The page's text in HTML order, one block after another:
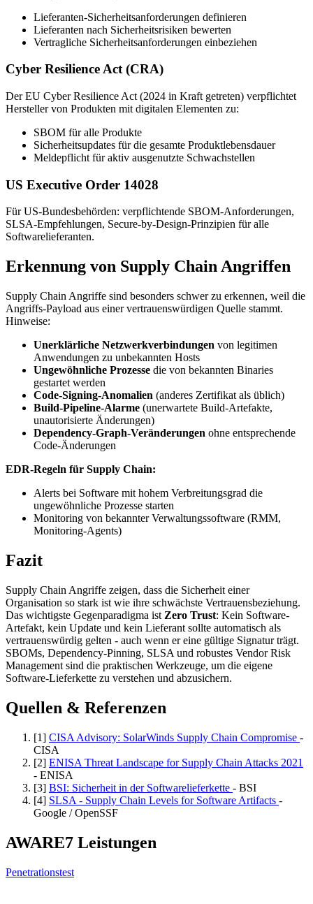
Lieferanten-Sicherheitsanforderungen definieren
Lieferanten nach Sicherheitsrisiken bewerten
Vertragliche Sicherheitsanforderungen einbeziehen
Cyber Resilience Act (CRA)
Der EU Cyber Resilience Act (2024 in Kraft getreten) verpflichtet
Hersteller von Produkten mit digitalen Elementen zu:
SBOM für alle Produkte
Sicherheitsupdates für die gesamte Produktlebensdauer
Meldepflicht für aktiv ausgenutzte Schwachstellen
US Executive Order 14028
Für US-Bundesbehörden: verpflichtende SBOM-Anforderungen,
SLSA-Empfehlungen, Secure-by-Design-Prinzipien für alle
Softwarelieferanten.
Erkennung von Supply Chain Angriffen
Supply Chain Angriffe sind besonders schwer zu erkennen, weil die
Angriffs-Payload aus einer vertrauenswürdigen Quelle stammt.
Hinweise:
Unerklärliche Netzwerkverbindungen von legitimen
Anwendungen zu unbekannten Hosts
Ungewöhnliche Prozesse die von bekannten Binaries
gestartet werden
Code-Signing-Anomalien (anderes Zertifikat als üblich)
Build-Pipeline-Alarme (unerwartete Build-Artefakte,
unautorisierte Änderungen)
Dependency-Graph-Veränderungen ohne entsprechende
Code-Änderungen
EDR-Regeln für Supply Chain:
Alerts bei Software mit hohem Verbreitungsgrad die
ungewöhnliche Prozesse starten
Monitoring von bekannter Verwaltungssoftware (RMM,
Monitoring-Agents)
Fazit
Supply Chain Angriffe zeigen, dass die Sicherheit einer
Organisation so stark ist wie ihre schwächste Vertrauensbeziehung.
Das wichtigste Gegenparadigma ist Zero Trust: Kein Software-
Artefakt, kein Update und kein Lieferant sollte automatisch als
vertrauenswürdig gelten - auch wenn er eine gültige Signatur trägt.
SBOMs, Dependency-Pinning, SLSA und robustes Vendor Risk
Management sind die praktischen Werkzeuge, um die eigene
Software-Lieferkette zu verstehen und abzusichern.
Quellen & Referenzen
[1] CISA Advisory: SolarWinds Supply Chain Compromise -
CISA
[2] ENISA Threat Landscape for Supply Chain Attacks 2021
- ENISA
[3] BSI: Sicherheit in der Softwarelieferkette - BSI
[4] SLSA - Supply Chain Levels for Software Artifacts -
Google / OpenSSF
AWARE7 Leistungen
Penetrationstest